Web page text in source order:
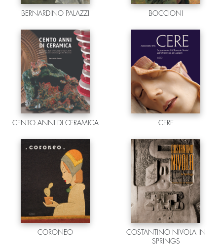
BERNARDINO PALAZZI BOCCIONI
CENTO ANNI DI CERAMICA CERE
CORONEO
COSTANTINO NIVOLA IN
SPRINGS